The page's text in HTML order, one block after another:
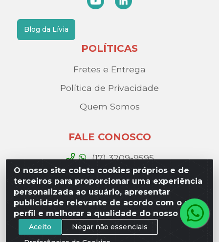
O nosso site coleta cookies próprios e de
terceiros para proporcionar uma experiência
personalizada ao usuário, apresentar
publicidade relevante de acordo com o seu
perfil e melhorar a qualidade do nosso site.
Aceito
Negar não essenciais
Blog da Lívia
POLÍTICAS
Fretes e Entrega
Política de Privacidade
Quem Somos
FALE CONOSCO
(17) 3209-9595
contato@liviadistribuidora.com.br
BAIXE NOSSO APP